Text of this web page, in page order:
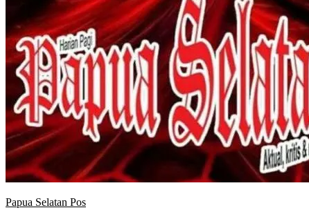
Papua Selatan Pos